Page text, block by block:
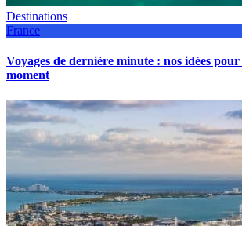
Destinations
France
Voyages de dernière minute : nos idées
moment